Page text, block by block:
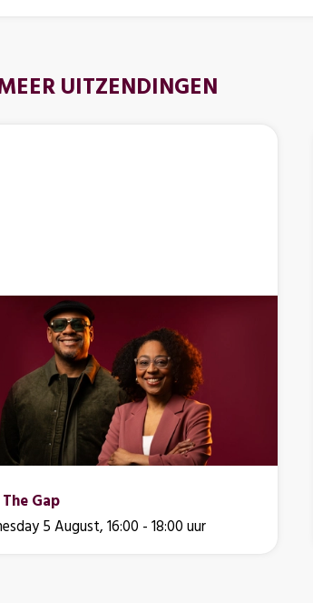
UITZENDINGEN
Gap
5 August, 16:00 - 18:00 uur